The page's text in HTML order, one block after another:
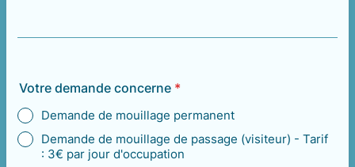
Votre demande concerne *
Demande de mouillage permanent
Demande de mouillage de passage (visiteur) - Tarif
: 3€ par jour d'occupation